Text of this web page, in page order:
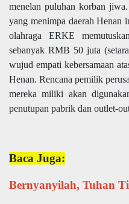
menelan puluhan korban
yang menimpa daerah Henan
olahraga ERKE
sebanyak RMB 50 juta
wujud empati kebersamaan
Henan. Rencana pemilik
mereka miliki akan
penutupan pabrik dan outlet-
Baca Juga:
Bernyanyilah, Tuhan